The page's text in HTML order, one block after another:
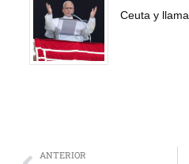
Ceuta y
ANTERIOR